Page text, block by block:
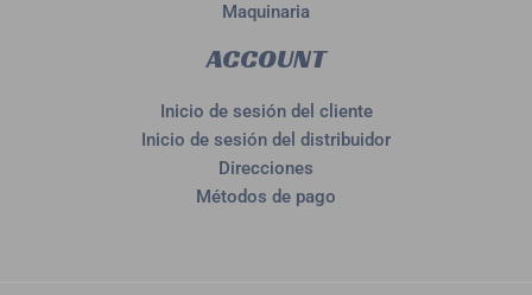
Maquinaria
ACCOUNT
Inicio de sesión del cliente
Inicio de sesión del distribuidor
Direcciones
Métodos de pago